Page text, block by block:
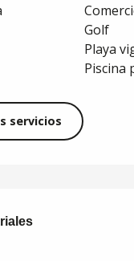
Golf
Playa
Piscina
servicios